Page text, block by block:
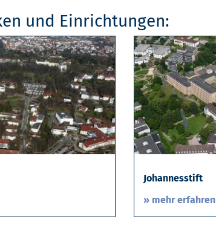
und Einrichtungen:
Johannesstift
» mehr erfahren